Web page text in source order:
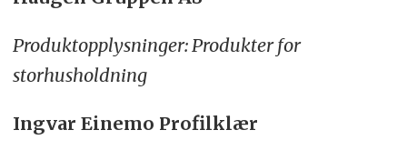
Produktopplysninger: Produkter for
storhusholdning
Ingvar Einemo Profilklær